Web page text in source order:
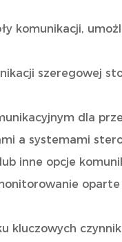
komunikacji,
szeregowej
dla
a systemami
inne opcje
kluczowych